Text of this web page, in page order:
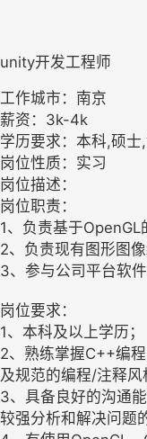
unity开发工程师
工作城市：南京
薪资：3k-4k
学历要求：本科,硕士
岗位性质：实习
岗位描述：
岗位职责：
1、负责基于OpenGL
2、负责现有图形图
3、参与公司平台软件
岗位要求：
1、本科及以上学历；
2、熟练掌握C++编
及规范的编程/注释风
3、具备良好的沟通
较强分析和解决问题